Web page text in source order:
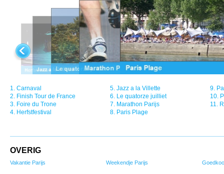
1. Carnaval
2. Finish Tour de France
3. Foire du Trone
4. Herfstfestival
5. Jazz a la Villette
6. Le quatorze juilliet
7. Marathon Parijs
8. Paris Plage
9.
10.
11.
OVERIG
Vakantie Parijs Weekendje Parijs